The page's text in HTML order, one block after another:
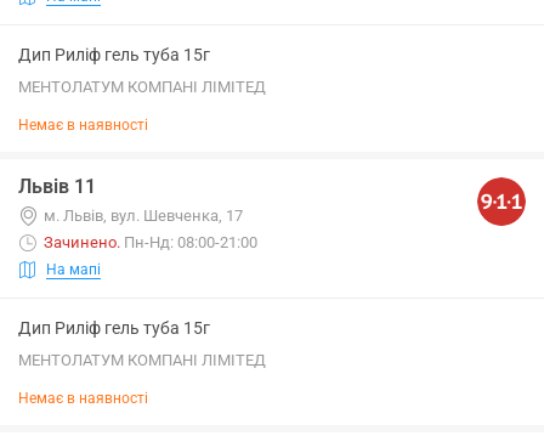
Дип Риліф гель туба 15г
МЕНТОЛАТУМ КОМПАНІ ЛІМІТЕД
Немає в наявності
Львів 11
м. Львів, вул. Шевченка, 17
Зачинено. Пн-Нд: 08:00-21:00
На мапі
Дип Риліф гель туба 15г
МЕНТОЛАТУМ КОМПАНІ ЛІМІТЕД
Немає в наявності